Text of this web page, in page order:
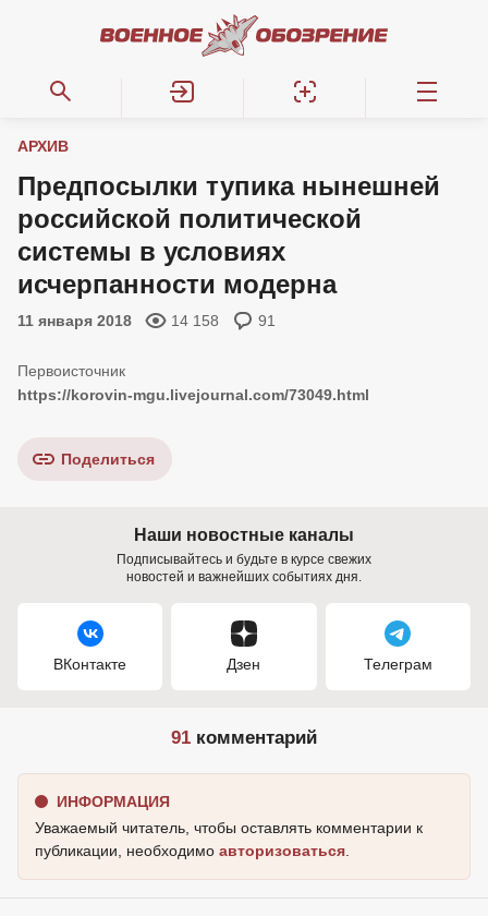
АРХИВ
Предпосылки тупика нынешней
российской политической
системы в условиях
исчерпанности модерна
11 января 2018 14 158 91
https://korovin-mgu.livejournal.com/73049.html
Поделиться
Наши новостные каналы
Подписывайтесь и будьте в курсе свежих
новостей и важнейших событиях дня.
ВКонтакте Дзен Телеграм
91 комментарий
ИНФОРМАЦИЯ
Уважаемый читатель, чтобы оставлять комментарии к
публикации, необходимо авторизоваться